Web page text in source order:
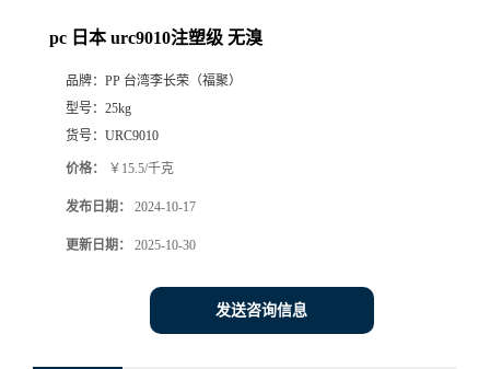
pc 日本 urc9010注塑级 无溴
品牌： PP 台湾李长荣（福聚）
型号： 25kg
货号： URC9010
价格： ￥15.5/千克
发布日期： 2024-10-17
更新日期： 2025-10-30
发送咨询信息